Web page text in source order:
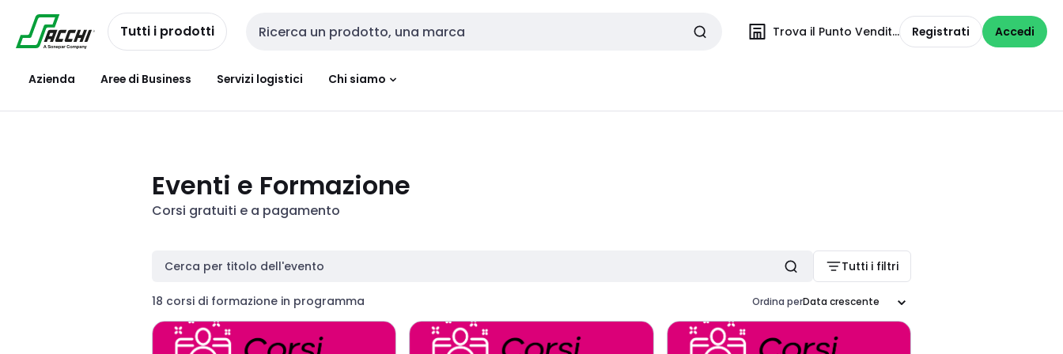
navigazione
Salta al
contenutoTutti i prodotti Cerca input Trova il Punto Vendita Registrati Accedi
Azienda Aree di Business Servizi logistici Chi siamo
Eventi e Formazione
Corsi gratuiti e a pagamento
Cerca per titolo dell'evento Tutti i filtri
18 corsi di formazione in programma Ordina per